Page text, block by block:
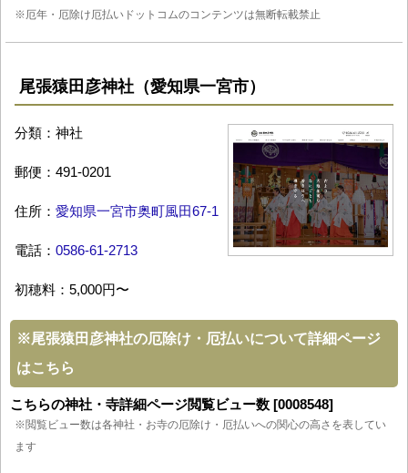
※厄年・厄除け厄払いドットコムのコンテンツは無断転載禁止
尾張猿田彦神社（愛知県一宮市）
分類：神社
郵便：491-0201
住所： 愛知県一宮市奥町風田67-1
電話： 0586-61-2713
初穂料：5,000円〜
※尾張猿田彦神社の厄除け・厄払いについて詳細ページ
はこちら
こちらの神社・寺詳細ページ閲覧ビュー数 [0008548]
※閲覧ビュー数は各神社・お寺の厄除け・厄払いへの関心の高さを表してい
ます